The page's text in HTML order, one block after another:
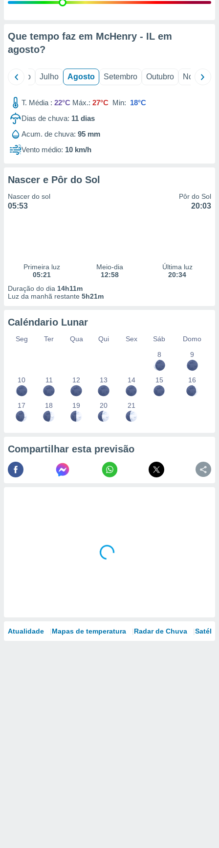
através
estudos
1199
Que tempo faz em McHenry - IL em
agosto?
Junho Julho Agosto Setembro Outubro Novembro
T. Média : 22°C Máx.: 27°C Min: 18°C
Dias de chuva: 11 dias
Acum. de chuva: 95 mm
Vento médio: 10 km/h
Nascer e Pôr do Sol
Nascer do sol
05:53
Pôr do Sol
20:03
Primeira luz
05:21
Meio-dia
12:58
Última luz
20:34
Duração do dia 14h11m
Luz da manhã restante 5h21m
Caléndario Lunar
Seg Ter Qua Qui Sex Sáb
Domo
8
9
10 11 12 13 14 15 16
17 18 19 20 21
Compartilhar esta previsão
Atualidade Mapas de temperatura Radar de Chuva